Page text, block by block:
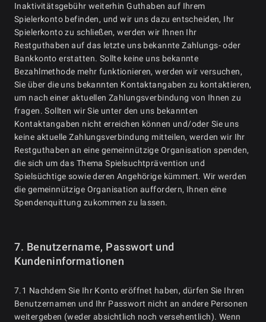
Inaktivitätsgebühr weiterhin Guthaben auf Ihrem
Spielerkonto befinden, und wir uns dazu entscheiden, Ihr
Spielerkonto zu schließen, werden wir Ihnen Ihr
Restguthaben auf das letzte uns bekannte Zahlungs- oder
Bankkonto erstatten. Sollte keine uns bekannte
Bezahlmethode mehr funktionieren, werden wir versuchen,
Sie über die uns bekannten Kontaktangaben zu kontaktieren,
um nach einer aktuellen Zahlungsverbindung von Ihnen zu
fragen. Sollten wir Sie unter den uns bekannten
Kontaktangaben nicht erreichen können und/oder Sie uns
keine aktuelle Zahlungsverbindung mitteilen, werden wir Ihr
Restguthaben an eine gemeinnützige Organisation spenden,
die sich um das Thema Spielsuchtprävention und
Spielsüchtige sowie deren Angehörige kümmert. Wir werden
die gemeinnützige Organisation auffordern, Ihnen eine
Spendenquittung zukommen zu lassen.
7. Benutzername, Passwort und
Kundeninformationen
7.1 Nachdem Sie Ihr Konto eröffnet haben, dürfen Sie Ihren
Benutzernamen und Ihr Passwort nicht an andere Personen
weitergeben (weder absichtlich noch versehentlich). Wenn